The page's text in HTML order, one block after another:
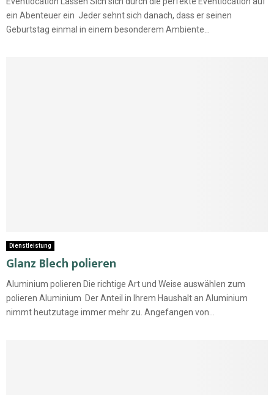
ein Abenteuer ein Jeder sehnt sich danach, dass er seinen
Geburtstag einmal in einem besonderem Ambiente...
Dienstleistung
Glanz Blech polieren
Aluminium polieren Die richtige Art und Weise auswählen zum
polieren Aluminium Der Anteil in Ihrem Haushalt an Aluminium
nimmt heutzutage immer mehr zu. Angefangen von...